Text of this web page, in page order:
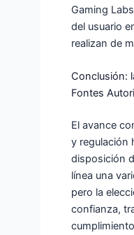
Gaming
del usuario
realizan de
Conclusión:
Fontes
El avance
y regulación
disposición
línea una
pero la
confianza,